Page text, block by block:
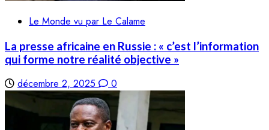
Le Monde vu par Le Calame
La presse africaine en Russie : « c’est l’information
qui forme notre réalité objective »
décembre 2, 2025 0